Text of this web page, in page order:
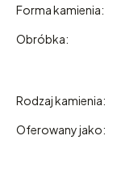
Forma kamienia:
Obróbka:
Rodzaj kamienia:
Oferowany jako: